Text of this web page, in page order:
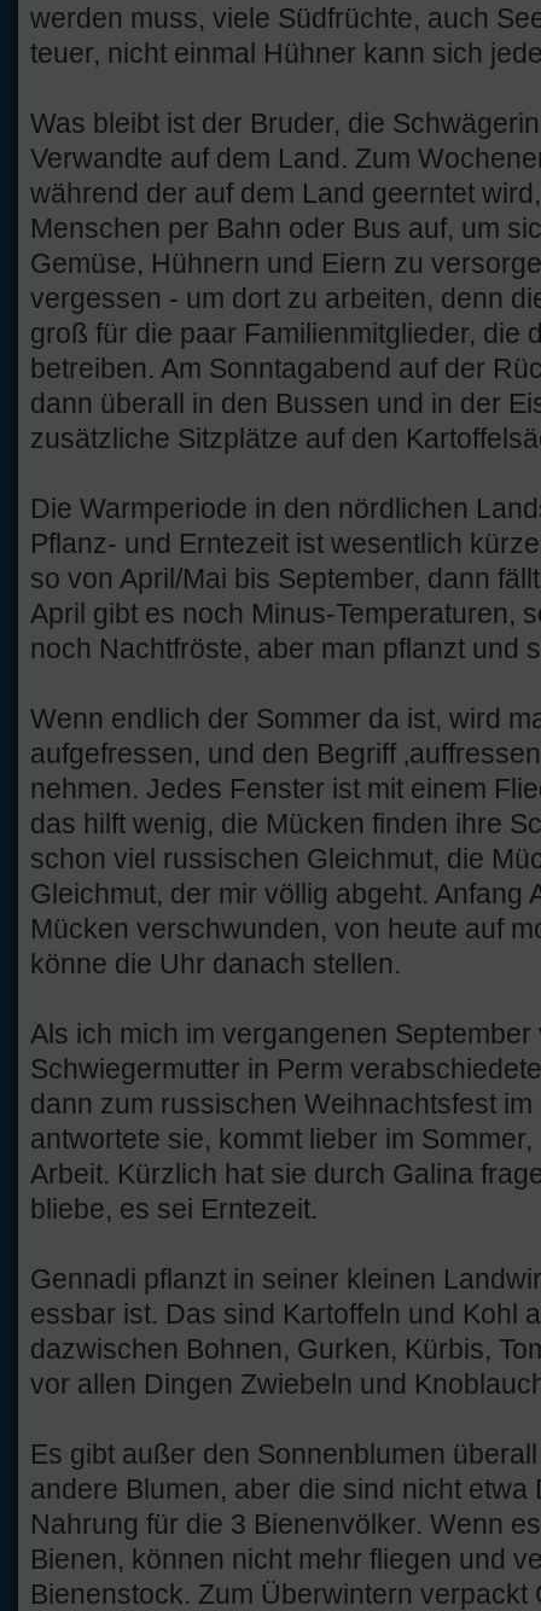
werden muss, viele Südfrüchte, auch
teuer, nicht einmal Hühner kann sich
Was bleibt ist der Bruder, die
Verwandte auf dem Land. Zum
während der auf dem Land geerntet
Menschen per Bahn oder Bus auf, um
Gemüse, Hühnern und Eiern zu
vergessen - um dort zu arbeiten, denn
groß für die paar Familienmitglieder, die
betreiben. Am Sonntagabend auf der
dann überall in den Bussen und in der
zusätzliche Sitzplätze auf den
Die Warmperiode in den nördlichen
Pflanz- und Erntezeit ist wesentlich
so von April/Mai bis September, dann
April gibt es noch Minus-Temperaturen,
noch Nachtfröste, aber man pflanzt und
Wenn endlich der Sommer da ist, wird
aufgefressen, und den Begriff
nehmen. Jedes Fenster ist mit einem
das hilft wenig, die Mücken finden ihre
schon viel russischen Gleichmut, die
Gleichmut, der mir völlig abgeht. Anfang
Mücken verschwunden, von heute auf
könne die Uhr danach stellen.
Als ich mich im vergangenen September
Schwiegermutter in Perm
dann zum russischen Weihnachtsfest
antwortete sie, kommt lieber im
Arbeit. Kürzlich hat sie durch Galina
bliebe, es sei Erntezeit.
Gennadi pflanzt in seiner kleinen
essbar ist. Das sind Kartoffeln und Kohl
dazwischen Bohnen, Gurken, Kürbis,
vor allen Dingen Zwiebeln und
Es gibt außer den Sonnenblumen
andere Blumen, aber die sind nicht etwa
Nahrung für die 3 Bienenvölker. Wenn
Bienen, können nicht mehr fliegen und
Bienenstock. Zum Überwintern